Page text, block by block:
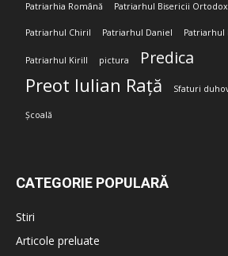
Patriarhia Română Patriarhul Bisericii
Patriarhul Chiril Patriarhul Daniel Patriarhul
Patriarhul Kirill pictura Predica
Preot Iulian Rață Sfaturi
Școală
CATEGORIE POPULARĂ
Stiri
Articole preluate